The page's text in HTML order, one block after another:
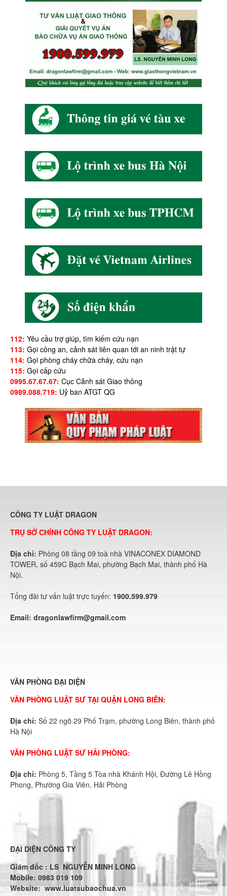
112: Yêu cầu trợ giúp, tìm kiếm cứu nạn
113: Gọi công an, cảnh sát liên quan tới an ninh trật tự
114: Gọi phòng cháy chữa cháy, cứu nạn
115: Gọi cấp cứu
0995.67.67.67: Cục Cảnh sát Giao thông
0989.088.719: Uỷ ban ATGT QG
CÔNG TY LUẬT DRAGON
TRỤ SỞ CHÍNH CÔNG TY LUẬT DRAGON:
Địa chỉ: Phòng 08 tầng 09 toà nhà VINACONEX DIAMOND
TOWER, số 459C Bạch Mai, phường Bạch Mai, thành phố Hà
Nội.
Tổng đài tư vấn luật trực tuyến: 1900.599.979
Email: dragonlawfirm@gmail.com
VĂN PHÒNG ĐẠI DIỆN
VĂN PHÒNG LUẬT SƯ TẠI QUẬN LONG BIÊN:
Địa chỉ: Số 22 ngõ 29 Phố Trạm, phường Long Biên, thành phố
Hà Nội
VĂN PHÒNG LUẬT SƯ HẢI PHÒNG:
Địa chỉ: Phòng 5, Tầng 5 Tòa nhà Khánh Hội, Đường Lê Hồng
Phong, Phường Gia Viên, Hải Phòng
ĐẠI DIỆN CÔNG TY
Giám đốc : LS NGUYỄN MINH LONG
Mobile: 0983 019 109
Website:www.luatsubaochua.vn